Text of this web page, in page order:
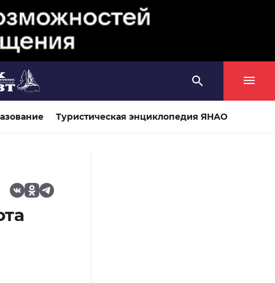
Туристическая энциклопедия ЯНАО